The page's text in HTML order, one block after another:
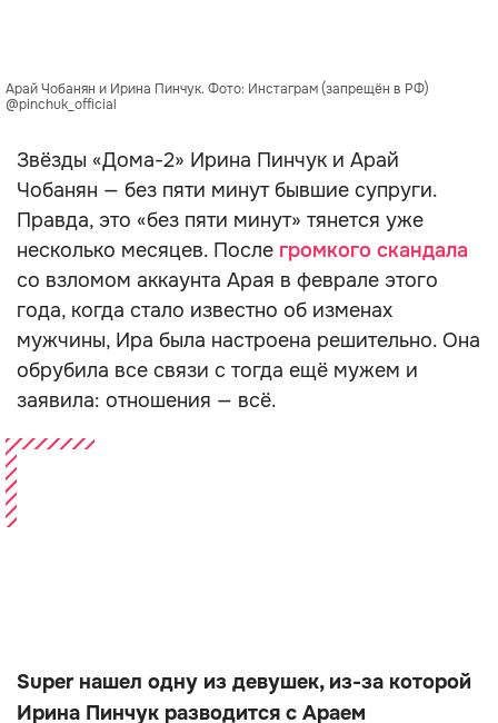
Арай Чобанян и Ирина Пинчук. Фото: Инстаграм (запрещён в РФ)
@pinchuk_official
Звёзды «Дома-2» Ирина Пинчук и Арай
Чобанян — без пяти минут бывшие супруги.
Правда, это «без пяти минут» тянется уже
несколько месяцев. После громкого скандала
со взломом аккаунта Арая в феврале этого
года, когда стало известно об изменах
мужчины, Ира была настроена решительно. Она
обрубила все связи с тогда ещё мужем и
заявила: отношения — всё.
Super нашел одну из девушек, из-за которой
Ирина Пинчук разводится с Араем